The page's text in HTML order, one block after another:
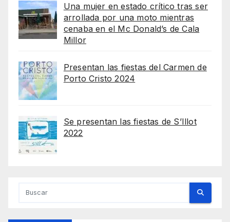
Una mujer en estado crítico tras ser
arrollada por una moto mientras
cenaba en el Mc Donald’s de Cala
Millor
Presentan las fiestas del Carmen de
Porto Cristo 2024
Se presentan las fiestas de S’Illot
2022